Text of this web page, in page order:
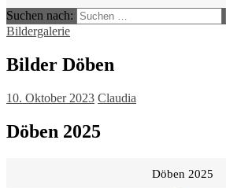
Suchen nach:
Bildergalerie
Bilder Döben
10. Oktober 2023 Claudia
Döben 2025
Döben 2025